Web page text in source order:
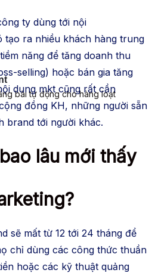
bài tự động cho hàng loạt
ty dùng tới nội
tạo ra nhiều khách hàng trung
năng để tăng doanh thu
selling) hoặc bán gia tăng
dung mkt cũng rất cần
đồng KH, những người sẵn
brand tới người khác.
lâu mới thấy
sẽ mất từ 12 tới 24 tháng để
chỉ dùng các công thức thuần
hoặc các kỹ thuật quảng